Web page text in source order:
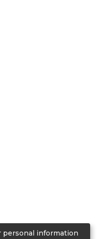
personal information